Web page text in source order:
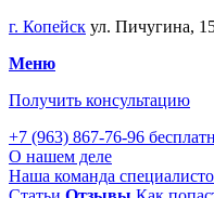
г. Копейск ул. Пичугина,
Меню
Получить консультацию
+7 (963) 867-76-96
О нашем деле
Наша команда